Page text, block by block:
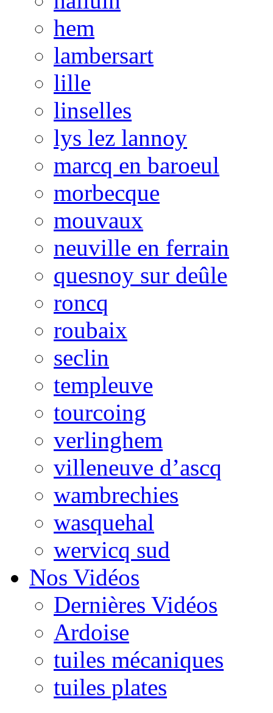
hem
lambersart
lille
linselles
lys lez lannoy
marcq en baroeul
morbecque
mouvaux
neuville en ferrain
quesnoy sur deûle
roncq
roubaix
seclin
templeuve
tourcoing
verlinghem
villeneuve d’ascq
wambrechies
wasquehal
wervicq sud
Nos Vidéos
Dernières Vidéos
Ardoise
tuiles mécaniques
tuiles plates